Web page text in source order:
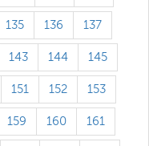
135 136 137
143 144 145
151 152 153
159 160 161